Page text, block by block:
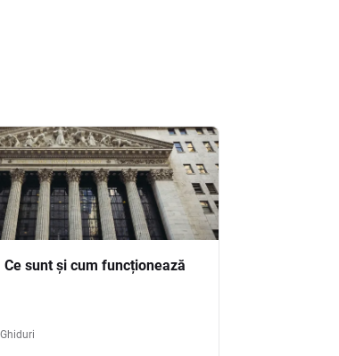
Ce sunt și cum funcționează
Ghiduri